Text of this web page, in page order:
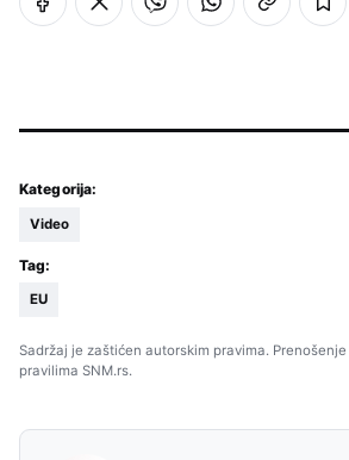
Kategorija:
Video
Tag:
EU
Sadržaj je zaštićen autorskim pravima.
pravilima SNM.rs.